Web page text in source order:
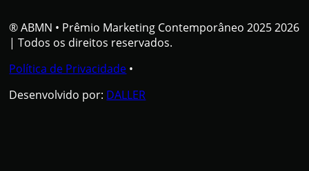
® ABMN • Prêmio Marketing Contemporâneo 2025 2026
| Todos os direitos reservados.
Política de Privacidade •
Desenvolvido por: DALLER